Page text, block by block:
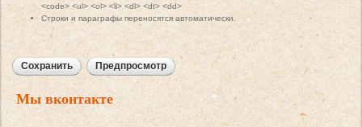
Мы вконтакте
<code> <ul> <ol> <li> <dl> <dt> <dd>
Строки и параграфы переносятся автоматически.